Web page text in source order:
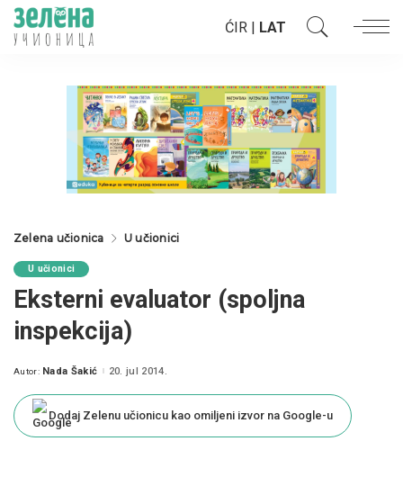
ĆIR | LAT
Zelena učionica U učionici
U učionici
Eksterni evaluator (spoljna
inspekcija)
Posted
Autor: Nada Šakić 20. jul 2014.
Dodaj Zelenu učionicu kao omiljeni izvor na Google-u